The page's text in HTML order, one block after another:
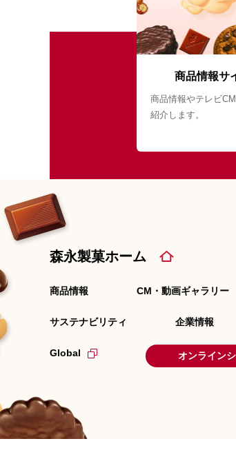
商品情報サ
商品情報やテレビ
紹介します。
森永製菓ホーム
商品情報 CM・動画ギャラリー
サステナビリティ 企業情報
Global オンライン